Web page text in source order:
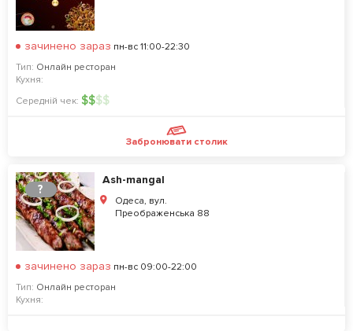
зачинено зараз пн-вс 11:00-22:30
Тип: Онлайн ресторан
Кухня:
Середній чек: $$$$
Забронювати столик
?
Ash-mangal
Одеса, вул.
Преображенська 88
зачинено зараз пн-вс 09:00-22:00
Тип: Онлайн ресторан
Кухня: